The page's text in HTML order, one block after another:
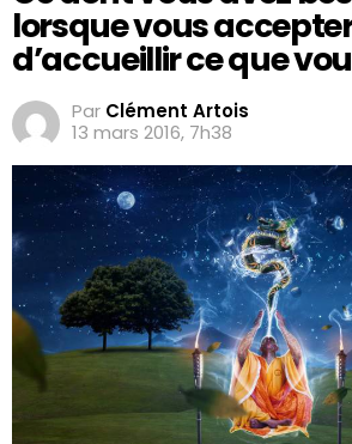
lorsque vous
d’accueillir ce que
Par Clément Artois
13 mars 2016, 7h38